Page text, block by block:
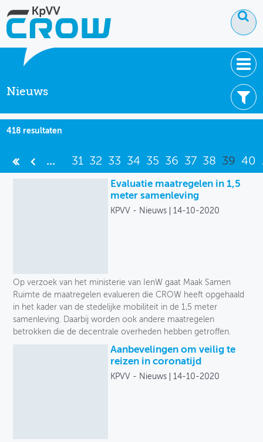
OVER KPVV
NIEUWS
NETWERK V&V
Nieuws
Duurzame mobiliteit
Toegankelijkheid
Verkeersveiligheid
Logistiek
418 resultaten
... 31 32 33 34 35 36 37 38 39 40
Evaluatie maatregelen in 1,5
meter samenleving
KPVV - Nieuws 14-10-2020
Op verzoek van het ministerie van IenW gaat Maak Samen
Ruimte de maatregelen evalueren die CROW heeft opgehaald
in het kader van de stedelijke mobiliteit in de 1,5 meter
samenleving. Daarbij worden ook andere maatregelen
betrokken die de decentrale overheden hebben getroffen.
Aanbevelingen om veilig te
reizen in coronatijd
KPVV - Nieuws 14-10-2020